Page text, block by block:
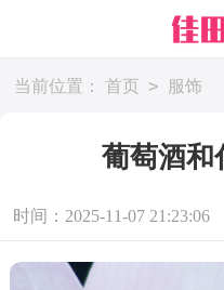
当前位置： 首页 > 服饰
葡萄酒和
时间：2025-11-07 21:23:06